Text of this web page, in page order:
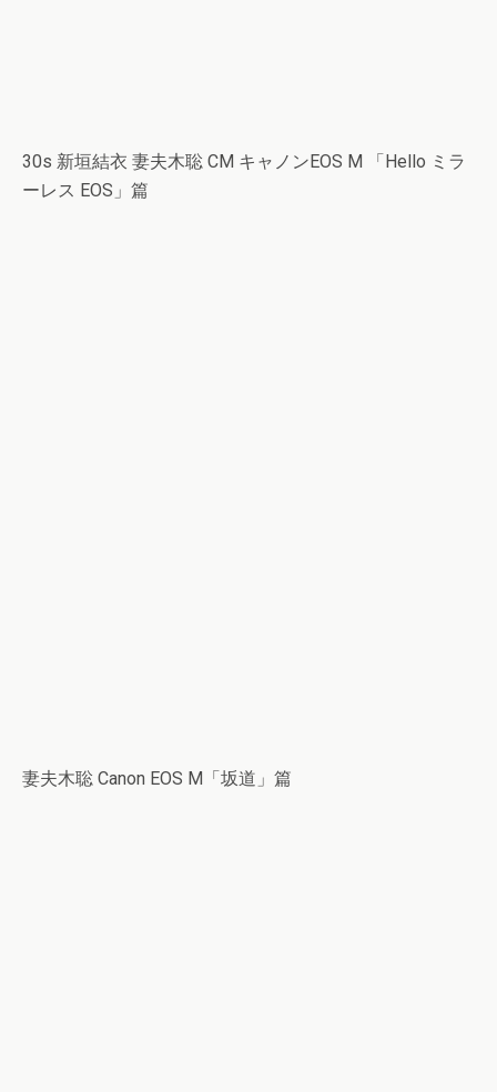
30s 新垣結衣 妻夫木聡 CM キャノンEOS M 「Hello ミラ
ーレス EOS」篇
妻夫木聡 Canon EOS M「坂道」篇